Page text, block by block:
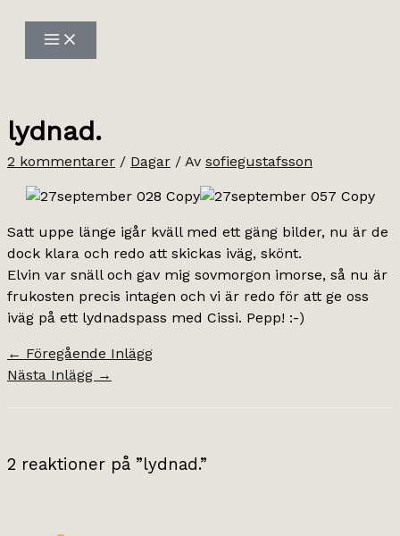
innehåll
lydnad.
2 kommentarer / Dagar / Av sofiegustafsson
Satt uppe länge igår kväll med ett gäng bilder, nu är de
dock klara och redo att skickas iväg, skönt.
Elvin var snäll och gav mig sovmorgon imorse, så nu är
frukosten precis intagen och vi är redo för att ge oss
iväg på ett lydnadspass med Cissi. Pepp! :-)
← Föregående Inlägg
Nästa Inlägg →
2 reaktioner på ”lydnad.”